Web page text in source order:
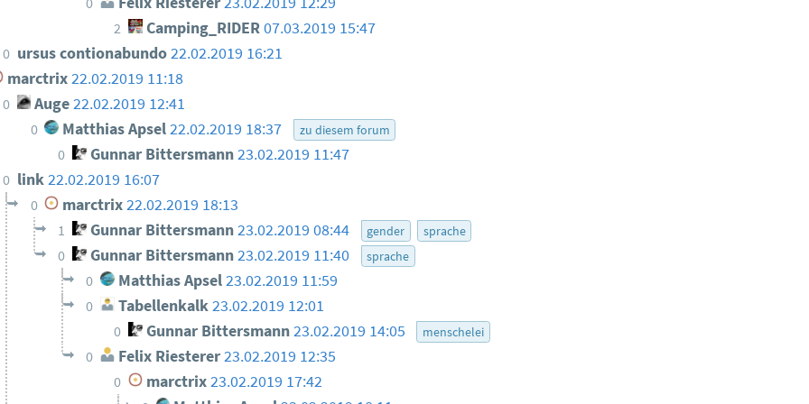
2 Camping_RIDER07.03.2019 15:47
0 ursus contionabundo22.02.2019 16:21
marctrix22.02.2019 11:18
0 Auge 22.02.2019 12:41
0 Matthias Apsel22.02.2019 18:37 zu diesem forum
0 Gunnar Bittersmann23.02.2019 11:47
0 link22.02.2019 16:07
0 marctrix22.02.2019 18:13
1 Gunnar Bittersmann23.02.2019 08:44 gender sprache
0 Gunnar Bittersmann23.02.2019 11:40 sprache
0 Matthias Apsel23.02.2019 11:59
0 Tabellenkalk23.02.2019 12:01
0 Gunnar Bittersmann23.02.2019 14:05 menschelei
0 Felix Riesterer23.02.2019 12:35
0 marctrix23.02.2019 17:42